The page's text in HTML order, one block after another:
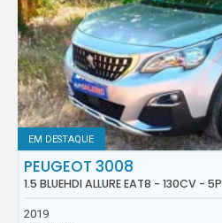
EM DESTAQUE
PEUGEOT 3008
1.5 BLUEHDI ALLURE EAT8 - 130CV - 5P
2019